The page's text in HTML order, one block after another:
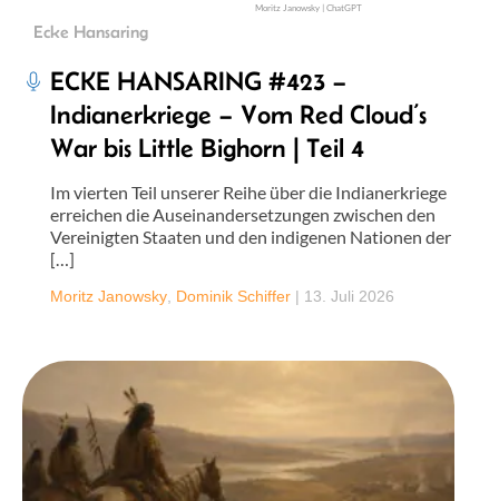
Moritz Janowsky | ChatGPT
Ecke Hansaring
ECKE HANSARING #423 –
Indianerkriege – Vom Red Cloud’s
War bis Little Bighorn | Teil 4
Im vierten Teil unserer Reihe über die Indianerkriege
erreichen die Auseinandersetzungen zwischen den
Vereinigten Staaten und den indigenen Nationen der
[…]
Moritz Janowsky Dominik Schiffer | 13. Juli 2026